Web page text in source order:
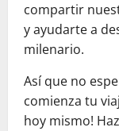
compartir
y ayudarte a
milenario.
Así que no
comienza tu
hoy mismo!